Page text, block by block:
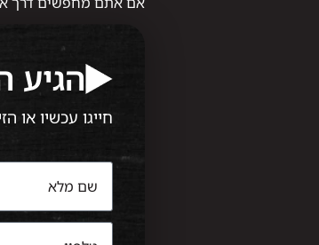
הגיע
חייגו עכשיו או